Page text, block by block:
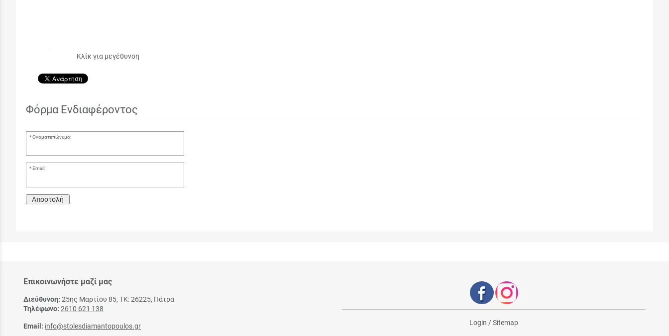
Κλίκ για μεγέθυνση
Φόρμα Ενδιαφέροντος
Ονοματεπώνυμο:
Email:
Αποστολή
Επικοινωνήστε μαζί μας
Διεύθυνση: 25ης Μαρτίου 85, ΤΚ: 26225, Πάτρα
Τηλέφωνο: 2610 621 138
Email: info@stolesdiamantopoulos.gr Login /Sitemap